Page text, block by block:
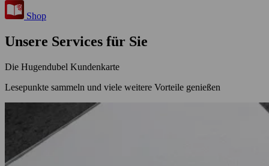
Shop
Unsere Services für Sie
Die Hugendubel Kundenkarte
Lesepunkte sammeln und viele weitere Vorteile genießen